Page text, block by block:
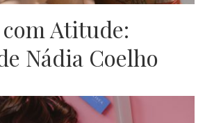
Atitude:
Nádia Coelho